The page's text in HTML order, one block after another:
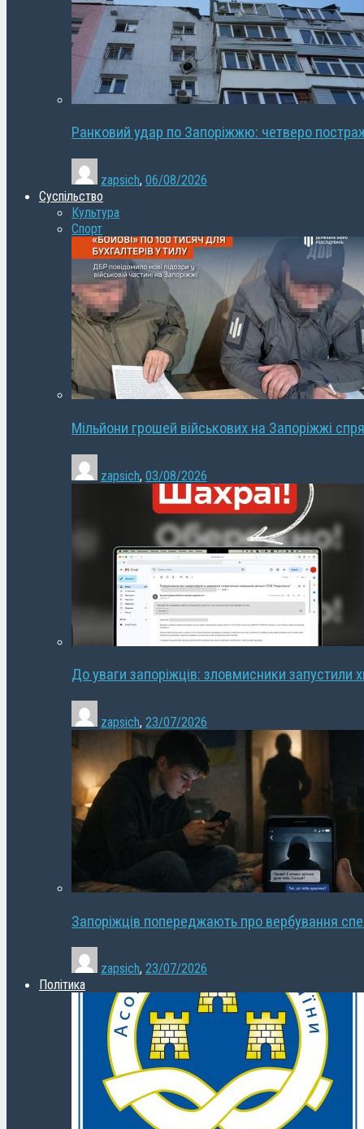
Ранковий удар по Запоріжжю: четверо
zapsich, 06/08/2026
Суспільство
Культура
Спорт
Мільйони грошей військових на Запоріжжі
zapsich, 03/08/2026
До уваги запоріжців: зловмисники запустили
zapsich, 23/07/2026
Запоріжців попереджають про вербування
zapsich, 23/07/2026
Політика